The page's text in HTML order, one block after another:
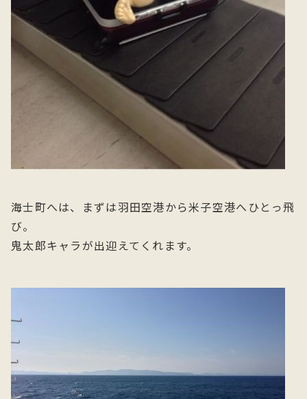
海士町へは、まずは羽田空港から米子空港へひとっ飛
び。
鬼太郎キャラが出迎えてくれます。